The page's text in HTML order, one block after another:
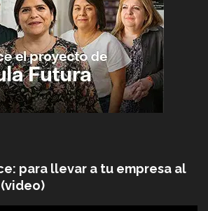
para llevar a tu empresa al